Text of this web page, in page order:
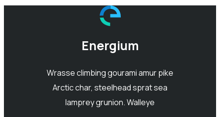
Energium
Wrasse climbing gourami amur pike
Arctic char, steelhead sprat sea
lamprey grunion. Walleye